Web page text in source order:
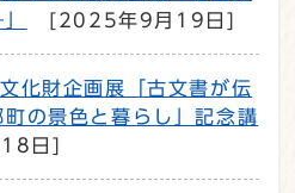
[2025年9月19日]
化財企画展「古文書が伝
の景色と暮らし」記念講
日]